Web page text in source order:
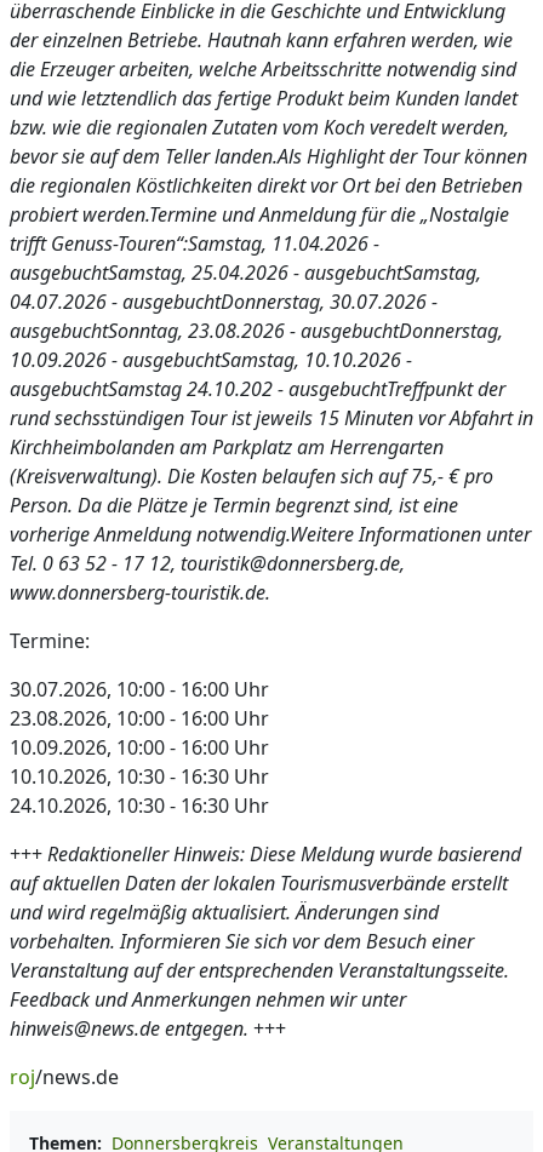
überraschende Einblicke in die Geschichte und Entwicklung
der einzelnen Betriebe. Hautnah kann erfahren werden, wie
die Erzeuger arbeiten, welche Arbeitsschritte notwendig sind
und wie letztendlich das fertige Produkt beim Kunden landet
bzw. wie die regionalen Zutaten vom Koch veredelt werden,
bevor sie auf dem Teller landen.Als Highlight der Tour können
die regionalen Köstlichkeiten direkt vor Ort bei den Betrieben
probiert werden.Termine und Anmeldung für die „Nostalgie
trifft Genuss-Touren“:Samstag, 11.04.2026 -
ausgebuchtSamstag, 25.04.2026 - ausgebuchtSamstag,
04.07.2026 - ausgebuchtDonnerstag, 30.07.2026 -
ausgebuchtSonntag, 23.08.2026 - ausgebuchtDonnerstag,
10.09.2026 - ausgebuchtSamstag, 10.10.2026 -
ausgebuchtSamstag 24.10.202 - ausgebuchtTreffpunkt der
rund sechsstündigen Tour ist jeweils 15 Minuten vor Abfahrt in
Kirchheimbolanden am Parkplatz am Herrengarten
(Kreisverwaltung). Die Kosten belaufen sich auf 75,- € pro
Person. Da die Plätze je Termin begrenzt sind, ist eine
vorherige Anmeldung notwendig.Weitere Informationen unter
Tel. 0 63 52 - 17 12, touristik@donnersberg.de,
www.donnersberg-touristik.de.
Termine:
30.07.2026, 10:00 - 16:00 Uhr
23.08.2026, 10:00 - 16:00 Uhr
10.09.2026, 10:00 - 16:00 Uhr
10.10.2026, 10:30 - 16:30 Uhr
24.10.2026, 10:30 - 16:30 Uhr
+++Redaktioneller Hinweis: Diese Meldung wurde basierend
auf aktuellen Daten der lokalen Tourismusverbände erstellt
und wird regelmäßig aktualisiert. Änderungen sind
vorbehalten. Informieren Sie sich vor dem Besuch einer
Veranstaltung auf der entsprechenden Veranstaltungsseite.
Feedback und Anmerkungen nehmen wir unter
hinweis@news.de entgegen. +++
roj/news.de
Themen: Donnersbergkreis Veranstaltungen